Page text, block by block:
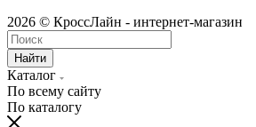
2026 © КроссЛайн - интернет-магазин
Найти
Каталог
По всему сайту
По каталогу